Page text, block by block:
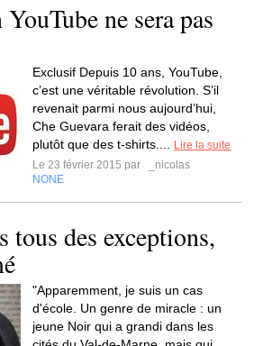
ne sera pas
Exclusif Depuis 10 ans, YouTube,
c’est une véritable révolution. S’il
revenait parmi nous aujourd’hui,
Che Guevara ferait des vidéos,
plutôt que des t-shirts....
Lire la suite
Le 23 février 2015 par
_nicolas
NONE
tous des exceptions,
"Apparemment, je suis un cas
d'école. Un genre de miracle : un
jeune Noir qui a grandi dans les